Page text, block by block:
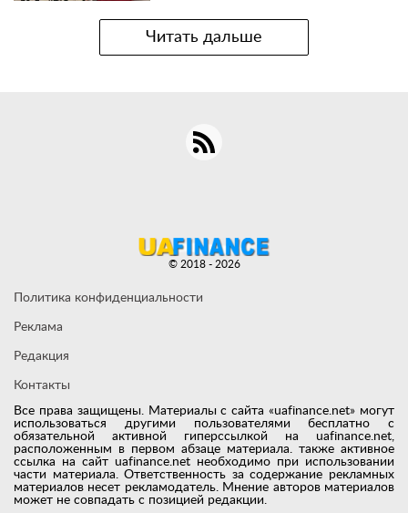
Читать дальше
Все права защищены. Материалы с сайта «uafinance.net» могут
использоваться другими пользователями бесплатно с
обязательной активной гиперссылкой на uafinance.net,
расположенным в первом абзаце материала. также активное
ссылка на сайт uafinance.net необходимо при использовании
части материала. Ответственность за содержание рекламных
материалов несет рекламодатель. Мнение авторов материалов
может не совпадать с позицией редакции.
Политика конфиденциальности
Реклама
Редакция
Контакты
© 2018 - 2026